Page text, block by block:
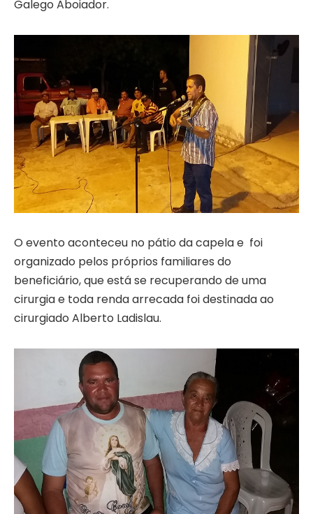
Galego Aboiador.
O evento aconteceu no pátio da capela e foi
organizado pelos próprios familiares do
beneficiário, que está se recuperando de uma
cirurgia e toda renda arrecada foi destinada ao
cirurgiado Alberto Ladislau.